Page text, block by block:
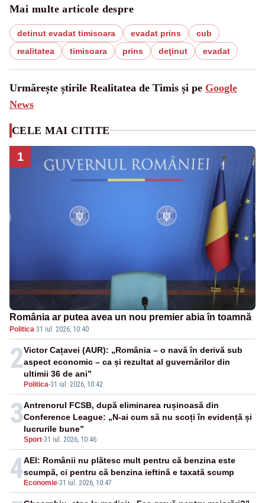
Mai multe articole despre
detinut evadat timisoara evadat prins
cub
realitatea
timisoara prins deţinut evadat
Urmărește știrile Realitatea de Timis și pe Google
News
CELE MAI CITITE
1
România ar putea avea un nou premier abia în toamnă
Politica·31 iul. 2026, 10:40
2
Politica-31 iul. 2026, 10:42
Victor Cațavei (AUR): „România – o navă în derivă sub
aspect economic – ca și rezultat al guvernărilor din
ultimii 36 de ani”
3
Sport-31 iul. 2026, 10:46
Antrenorul FCSB, după eliminarea rușinoasă din
Conference League: „N-ai cum să nu scoți în evidență și
lucrurile bune”
4 Economie-31 iul. 2026, 10:47
AEI: Românii nu plătesc mult pentru că benzina este
scumpă, ci pentru că benzina ieftină e taxată scump